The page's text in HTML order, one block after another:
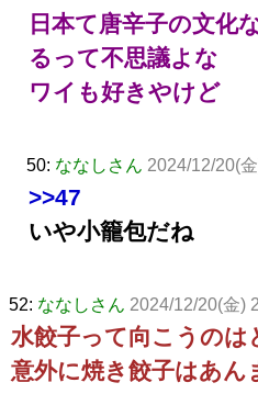
日本て唐辛子の文化
るって不思議よな
ワイも好きやけど
50: ななしさん 2024/12/20(
>>47
いや小籠包だね
52: ななしさん 2024/12/20(金)
水餃子って向こうのは
意外に焼き餃子はあん